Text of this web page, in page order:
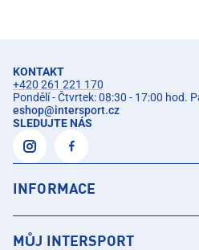
KONTAKT
+420 261 221 170
Pondělí - Čtvrtek: 08:30 - 17:00 hod.
eshop@intersport.cz
SLEDUJTE NÁS
INFORMACE
MŮJ INTERSPORT